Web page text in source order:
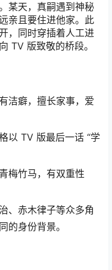
某天，真嗣遇到神秘
亲且要住进他家。此
，同时穿插着人工进
TV 版致敬的桥段。
洁癖，擅长家事，爱
以 TV 版最后一话 “学
梅竹马，有双重性
、赤木律子等众多角
的身份背景。